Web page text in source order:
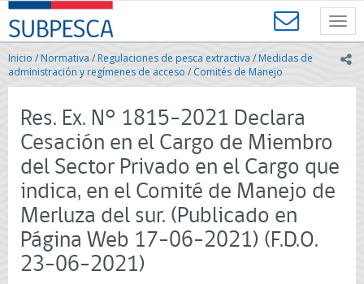
Contenido
principal
SUBPESCA
-
Subsecretaría
de
Pesca
Acuicultura
Gobierno
de
Chile
Inicio /Normativa / Regulaciones de pesca extractiva / Medidas de
administración y regímenes de acceso / Comités de Manejo
Res. Ex. N° 1815-2021 Declara
Cesación en el Cargo de Miembro
del Sector Privado en el Cargo que
indica, en el Comité de Manejo de
Merluza del sur. (Publicado en
Página Web 17-06-2021) (F.D.O.
23-06-2021)